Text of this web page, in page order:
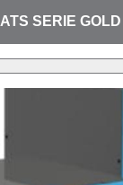
ATS SERIE